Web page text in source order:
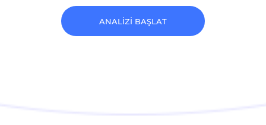
ANALIZI BAŞLAT